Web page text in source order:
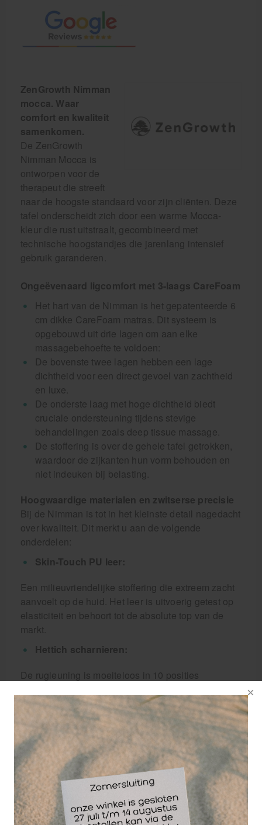
ZenGrowth Nimman
mocca. Waar
comfort en kwaliteit
samenkomen.
De ZenGrowth
Nimman Mocca is
ontworpen voor de
therapeut die streeft
naar de hoogste standaard voor zijn cliënten. Deze
tafel onderscheidt zich door een warme Mocca-
kleur die rust uitstraalt, gecombineerd met
technische hoogstandjes die jarenlang intensief
gebruik garanderen.
Ongeëvenaard ligcomfort met 3-laags CareFoam
Het hart van de Nimman is het gepatenteerde 6
cm dikke CareFoam matras. Dit systeem is
opgebouwd uit drie lagen om aan elke
massagebehoefte te voldoen:
De bovenste twee lagen hebben een lage
dichtheid voor een direct gevoel van zachtheid
en luxe.
De onderste laag met hoge dichtheid biedt
cruciale ondersteuning tijdens stevige
behandelingen zoals deep tissue massage.
De stoffering is over de gehele tafel getrokken,
waardoor de zijkanten hun vorm behouden en
niet indeuken bij belasting.
Hoogwaardige materialen en zwitserse precisie
Bij de Nimman is tot in het kleinste detail nagedacht
over kwaliteit. Dit merkt u aan de volgende
onderdelen:
Skin-Touch PU leer:
Een milieuvriendelijke stoffering die extreem zacht
aanvoelt op de huid. Het leer is uitvoerig getest op
elasticiteit en behoort tot de absolute top van de
markt.
Hettich scharnieren:
De rugleuning is moeiteloos in 10 posities
fabrikant Hettich, wereldwijd bekend om hun
ongekende kwaliteit.
Aluminium hoofdsteun:
In tegenstelling tot goedkopere alternatieven, is
deze hoofdsteun extreem robuust. Het kussen van
Ultrasoft schuim vormt zich naar het gezicht voor
urenlang comfort.